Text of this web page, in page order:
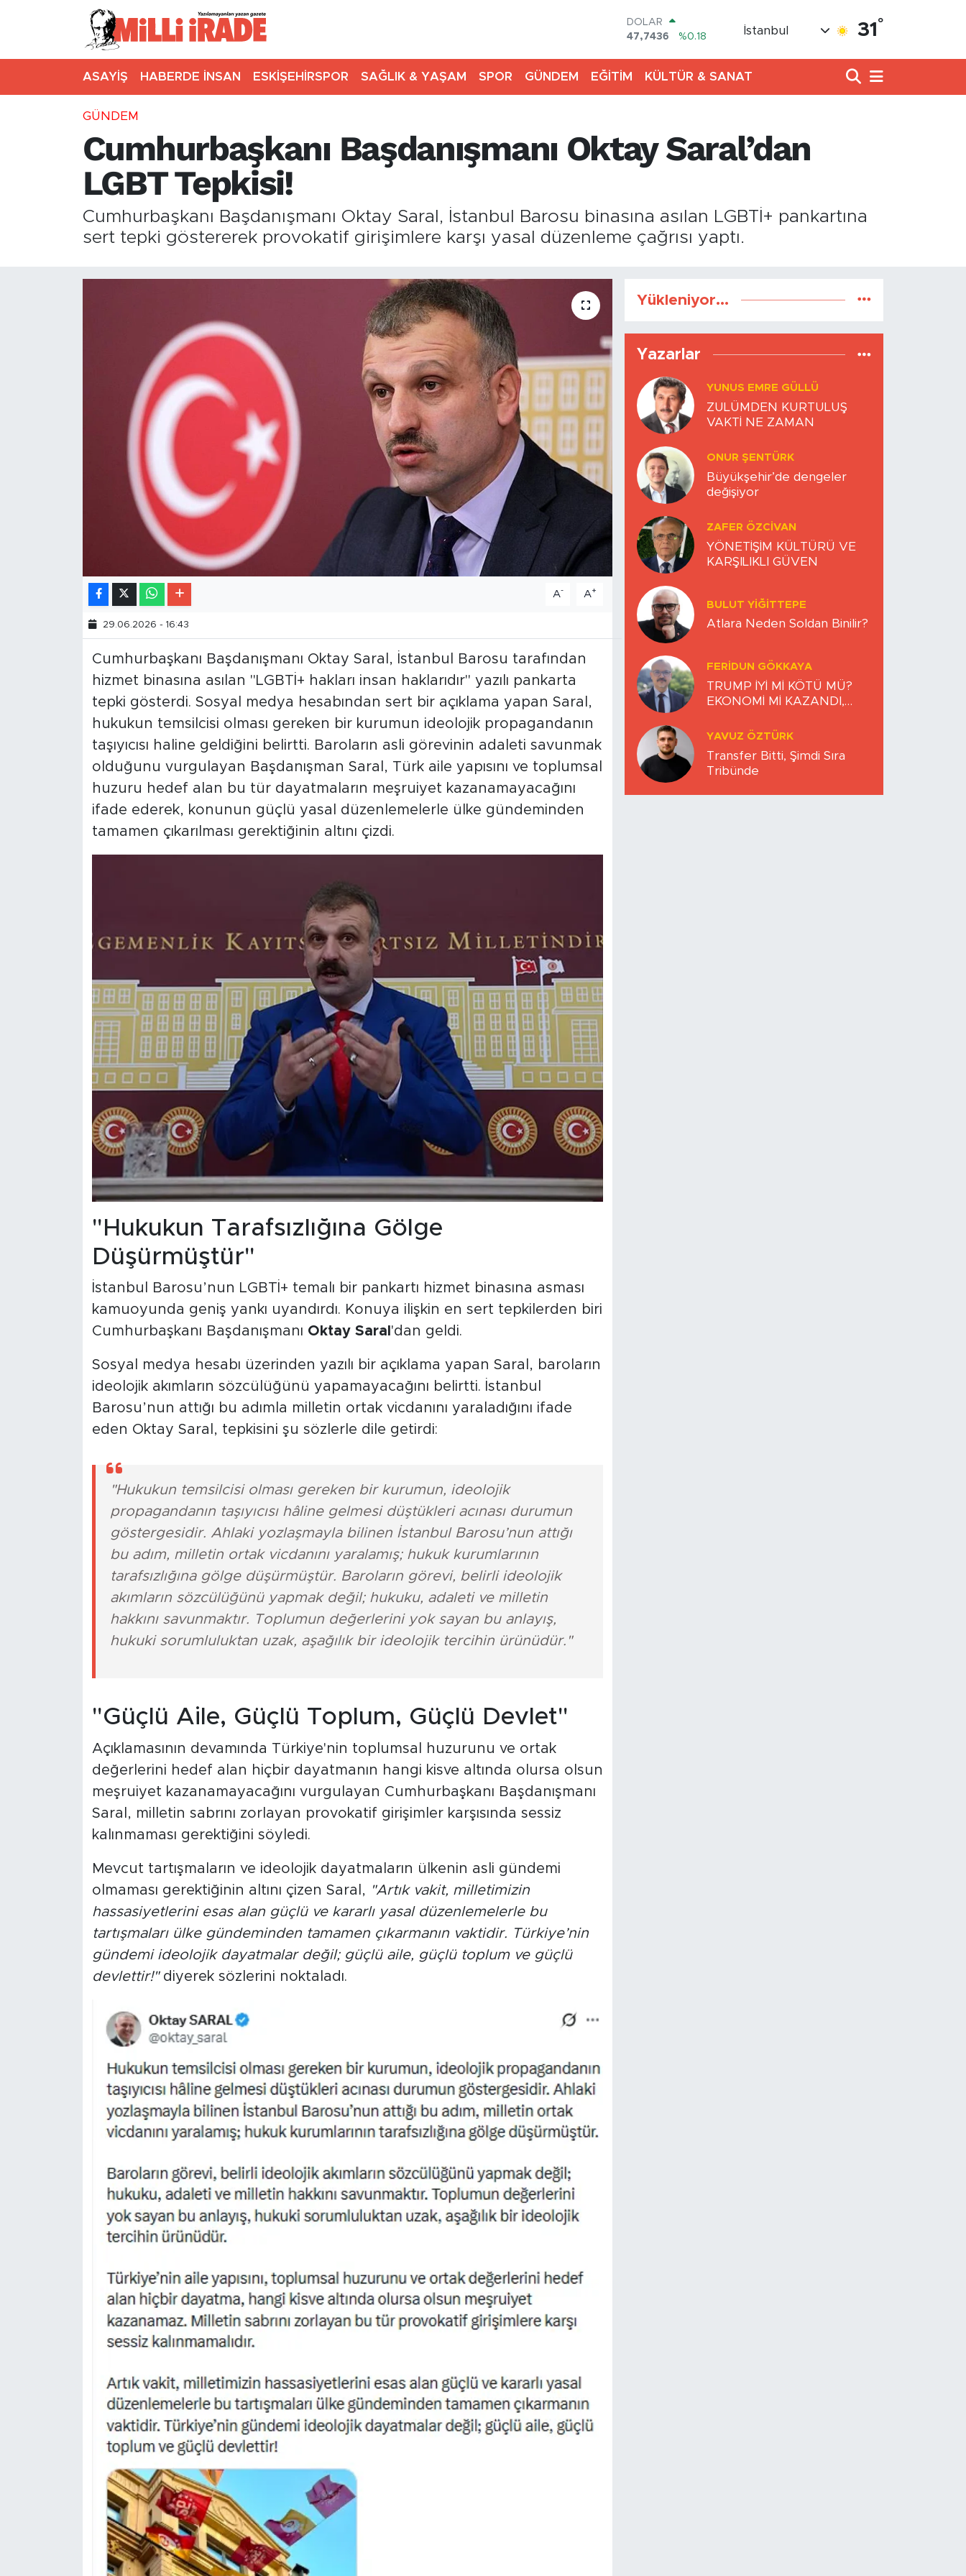
DOLAR
47,7436
%0.18
STERLİN
64,4811
%0.38
BİST100
13.779
%-14
BITCOIN
İstanbul 31 °
ASAYİŞ HABERDE İNSAN ESKİŞEHİRSPOR SAĞLIK & YAŞAM SPOR GÜNDEM EĞİTİM KÜLTÜR & SANAT
GÜNDEM
Cumhurbaşkanı Başdanışmanı Oktay Saral’dan
LGBT Tepkisi!
Cumhurbaşkanı Başdanışmanı Oktay Saral, İstanbul Barosu binasına asılan LGBTİ+ pankartına
sert tepki göstererek provokatif girişimlere karşı yasal düzenleme çağrısı yaptı.
A- A+
29.06.2026 - 16:43
Cumhurbaşkanı Başdanışmanı Oktay Saral, İstanbul Barosu tarafından
hizmet binasına asılan "LGBTİ+ hakları insan haklarıdır" yazılı pankarta
tepki gösterdi. Sosyal medya hesabından sert bir açıklama yapan Saral,
hukukun temsilcisi olması gereken bir kurumun ideolojik propagandanın
taşıyıcısı haline geldiğini belirtti. Baroların asli görevinin adaleti savunmak
olduğunu vurgulayan Başdanışman Saral, Türk aile yapısını ve toplumsal
huzuru hedef alan bu tür dayatmaların meşruiyet kazanamayacağını
ifade ederek, konunun güçlü yasal düzenlemelerle ülke gündeminden
tamamen çıkarılması gerektiğinin altını çizdi.
"Hukukun Tarafsızlığına Gölge
Düşürmüştür"
İstanbul Barosu’nun LGBTİ+ temalı bir pankartı hizmet binasına asması
kamuoyunda geniş yankı uyandırdı. Konuya ilişkin en sert tepkilerden biri
Cumhurbaşkanı Başdanışmanı Oktay Saral 'dan geldi.
Sosyal medya hesabı üzerinden yazılı bir açıklama yapan Saral, baroların
ideolojik akımların sözcülüğünü yapamayacağını belirtti. İstanbul
Barosu’nun attığı bu adımla milletin ortak vicdanını yaraladığını ifade
eden Oktay Saral, tepkisini şu sözlerle dile getirdi:
"Hukukun temsilcisi olması gereken bir kurumun, ideolojik
propagandanın taşıyıcısı hâline gelmesi düştükleri acınası durumun
göstergesidir. Ahlaki yozlaşmayla bilinen İstanbul Barosu’nun attığı
bu adım, milletin ortak vicdanını yaralamış; hukuk kurumlarının
tarafsızlığına gölge düşürmüştür. Baroların görevi, belirli ideolojik
akımların sözcülüğünü yapmak değil; hukuku, adaleti ve milletin
hakkını savunmaktır. Toplumun değerlerini yok sayan bu anlayış,
hukuki sorumluluktan uzak, aşağılık bir ideolojik tercihin ürünüdür."
"Güçlü Aile, Güçlü Toplum, Güçlü Devlet"
Açıklamasının devamında Türkiye'nin toplumsal huzurunu ve ortak
değerlerini hedef alan hiçbir dayatmanın hangi kisve altında olursa olsun
meşruiyet kazanamayacağını vurgulayan Cumhurbaşkanı Başdanışmanı
Saral, milletin sabrını zorlayan provokatif girişimler karşısında sessiz
kalınmaması gerektiğini söyledi.
Mevcut tartışmaların ve ideolojik dayatmaların ülkenin asli gündemi
olmaması gerektiğinin altını çizen Saral, "Artık vakit, milletimizin
hassasiyetlerini esas alan güçlü ve kararlı yasal düzenlemelerle bu
tartışmaları ülke gündeminden tamamen çıkarmanın vaktidir. Türkiye’nin
gündemi ideolojik dayatmalar değil; güçlü aile, güçlü toplum ve güçlü
devlettir!"diyerek sözlerini noktaladı.
Yükleniyor...
Yazarlar
YUNUS EMRE GÜLLÜ
ZULÜMDEN KURTULUŞ
VAKTİ NE ZAMAN
ONUR ŞENTÜRK
Büyükşehir’de dengeler
değişiyor
ZAFER ÖZCIVAN
YÖNETİŞİM KÜLTÜRÜ VE
KARŞILIKLI GÜVEN
BULUT YİĞİTTEPE
Atlara Neden Soldan Binilir?
FERIDUN GÖKKAYA
TRUMP İYİ Mİ KÖTÜ MÜ?
EKONOMİ Mİ KAZANDI,
YAVUZ ÖZTÜRK
Transfer Bitti, Şimdi Sıra
Tribünde